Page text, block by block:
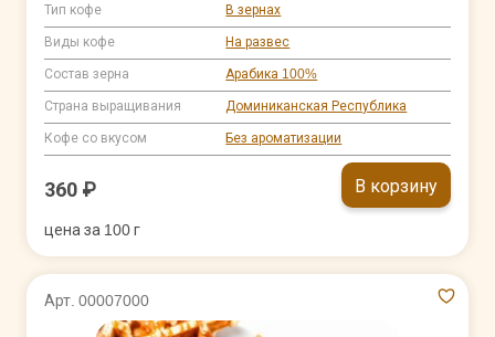
Тип кофе В зернах
Виды кофе На развес
Состав зерна Арабика 100%
Страна выращивания Доминиканская Республика
Кофе со вкусом Без ароматизации
360 ₽ В корзину
цена за 100 г
Арт. 00007000